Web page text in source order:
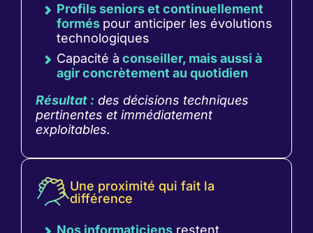
et
plus
de
performances
pour
SI,
tout
en
déchargeant
tâches
répétitives.
tout
en
gardant
un
contrôle
sur
l’infrastructure.
vos
équipes
d’un
soutien
fiable
Profils seniors et continuellement
formés pour anticiper les évolutions
technologiques
Capacité à conseiller, mais aussi à
agir concrètement au quotidien
Résultat : des décisions techniques
pertinentes et immédiatement
exploitables.
Une proximité qui fait la
différence
Nos informaticiens restent